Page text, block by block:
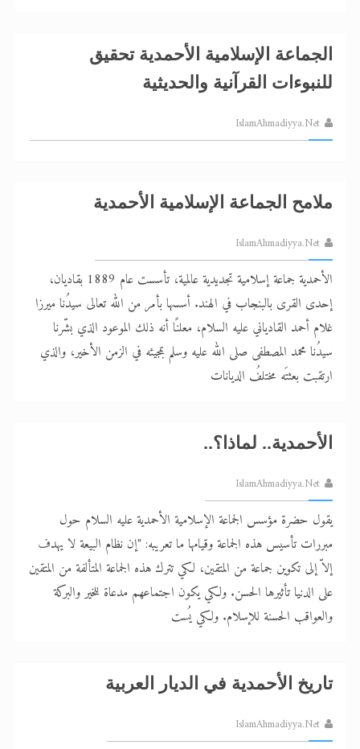
الجماعة الإسلامية الأحمدية تحقيق
للنبوءات القرآنية والحديثية
IslamAhmadiyya.Net
ملامح الجماعة الإسلامية الأحمدية
IslamAhmadiyya.Net
الأحمدية جماعة إسلامية تجديدية عالمية، تأسست عام 1889 بقاديان،
إحدى القرى بالبنجاب في الهند. أسسها بأمر من الله تعالى سيدُنا ميرزا
غلام أحمد القادياني عليه السلام، معلنًا أنه ذلك الموعود الذي بشّرنا
سيدُنا محمد المصطفى صلى الله عليه وسلم بمجيئه في الزمن الأخير، والذي
ارتقبت بعثتَه مختلفُ الديانات
الأحمدية.. لماذا؟..
IslamAhmadiyya.Net
يقول حضرة مؤسس الجماعة الإسلامية الأحمدية عليه السلام حول
مبررات تأسيس هذه الجماعة وقيامها ما تعريبه: "إن نظام البيعة لا يهدف
إلاّ إلى تكوين جماعة من المتقين، لكي تترك هذه الجماعة المتألفة من المتقين
على الدنيا تأثيرها الحسن. ولكي يكون اجتماعهم مدعاة للخير والبركة
والعواقب الحسنة للإسلام. ولكي يُست
تاريخ الأحمدية في الديار العربية
IslamAhmadiyya.Net